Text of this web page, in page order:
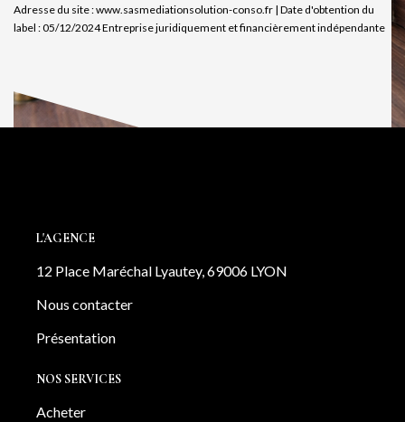
Adresse du site :www.sasmediationsolution-conso.fr | Date d'obtention du
label : 05/12/2024Entreprise juridiquement et financièrement indépendante
L'AGENCE
12 Place Maréchal Lyautey, 69006 LYON
Nous contacter
Présentation
NOS SERVICES
Acheter